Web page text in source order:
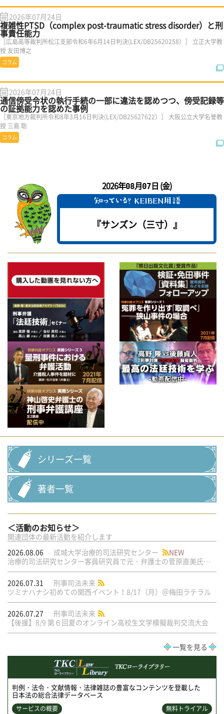
2026年07月24日
複雑性PTSD（complex post-traumatic stress disorder）と刑
事責任能力
［広島高等裁判所松江支部令和6年6月14日判決(LEX/DB25620258）］ 立正大学教
授 友田博之
コラム
2026年07月24日
通信傍受令状の執行手続の一部に違法を認めつつ、傍受記録等
の証拠能力を認めた事例
［東京地方裁判所令和8年3月16日判決(LEX/DB25627622）］ 大阪公立大学名誉教
授 三島 聡
コラム
2026年08月07日 (金)
『サンズン（三寸）』
シリーズ一覧
著者一覧
＜活動のお知らせ＞
関連団体の最新活動を紹介します
2026.08.06
成城大学治療的司法研究センター
NEW
治療的司法研究センター客員研究員で元・弁護士の菅原直美氏の論文が公刊されました
2026.07.31
刑事司法未来
ツミナハナシ初めての関西イベント！8/17（月）＠梅田ラテラル
2026.07.27
刑事司法未来
【後援】8/9 第６回夏のオンライン高校生文学模擬裁判交流大会
一覧を見る
判例・法令・文献情報・法律雑誌の豊富なコンテンツを登載した
日本法の総合法律データベース
サービスの概要 無料トライアル